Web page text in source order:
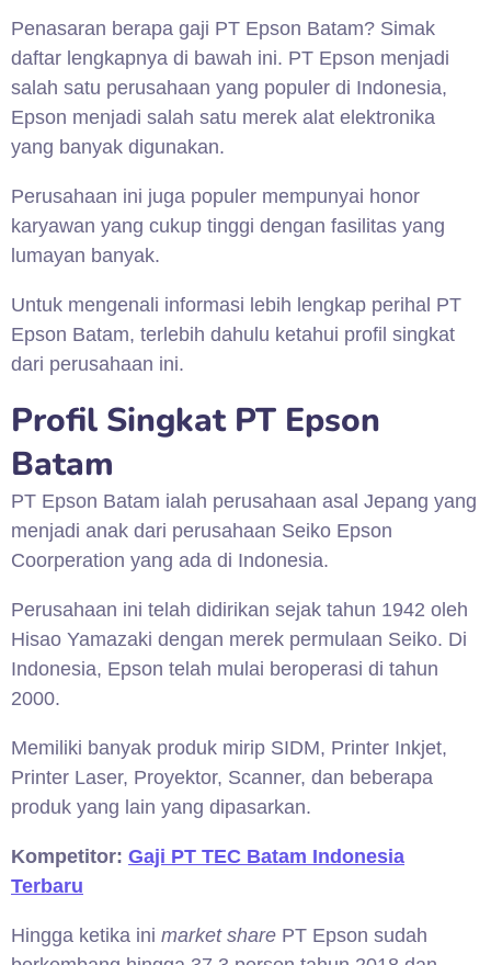
Penasaran berapa gaji PT Epson Batam? Simak
daftar lengkapnya di bawah ini. PT Epson menjadi
salah satu perusahaan yang populer di Indonesia,
Epson menjadi salah satu merek alat elektronika
yang banyak digunakan.
Perusahaan ini juga populer mempunyai honor
karyawan yang cukup tinggi dengan fasilitas yang
lumayan banyak.
Untuk mengenali informasi lebih lengkap perihal PT
Epson Batam, terlebih dahulu ketahui profil singkat
dari perusahaan ini.
Profil Singkat PT Epson
Batam
PT Epson Batam ialah perusahaan asal Jepang yang
menjadi anak dari perusahaan Seiko Epson
Coorperation yang ada di Indonesia.
Perusahaan ini telah didirikan sejak tahun 1942 oleh
Hisao Yamazaki dengan merek permulaan Seiko. Di
Indonesia, Epson telah mulai beroperasi di tahun
2000.
Memiliki banyak produk mirip SIDM, Printer Inkjet,
Printer Laser, Proyektor, Scanner, dan beberapa
produk yang lain yang dipasarkan.
Kompetitor: Gaji PT TEC Batam Indonesia
Terbaru
Hingga ketika ini market share PT Epson sudah